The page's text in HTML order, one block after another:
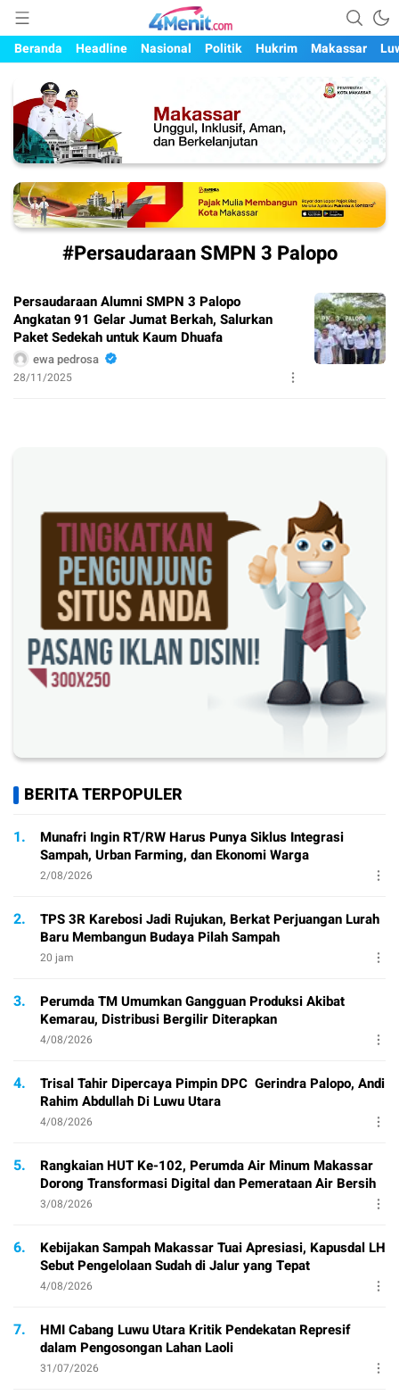
4menit.com
Mengungkap Kisah, Setiap Hari
Beranda
Headline Nasional Politik Hukrim Makassar
#Persaudaraan SMPN 3 Palopo
Persaudaraan Alumni SMPN 3 Palopo
Angkatan 91 Gelar Jumat Berkah, Salurkan
Paket Sedekah untuk Kaum Dhuafa
ewa pedrosa
28/11/2025
BERITA TERPOPULER
1.
Munafri Ingin RT/RW Harus Punya Siklus Integrasi
Sampah, Urban Farming, dan Ekonomi Warga
2/08/2026
2.
TPS 3R Karebosi Jadi Rujukan, Berkat Perjuangan Lurah
Baru Membangun Budaya Pilah Sampah
20 jam
3.
Perumda TM Umumkan Gangguan Produksi Akibat
Kemarau, Distribusi Bergilir Diterapkan
4/08/2026
4.
Trisal Tahir Dipercaya Pimpin DPC Gerindra Palopo, Andi
Rahim Abdullah Di Luwu Utara
4/08/2026
5.
Rangkaian HUT Ke-102, Perumda Air Minum Makassar
Dorong Transformasi Digital dan Pemerataan Air Bersih
3/08/2026
6.
Kebijakan Sampah Makassar Tuai Apresiasi, Kapusdal LH
Sebut Pengelolaan Sudah di Jalur yang Tepat
4/08/2026
7.
HMI Cabang Luwu Utara Kritik Pendekatan Represif
dalam Pengosongan Lahan Laoli
31/07/2026